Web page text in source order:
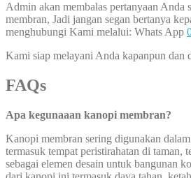
Admin akan membalas pertanyaan Anda
membran, Jadi jangan segan bertanya
menghubungi Kami melalui: Whats App
Kami siap melayani Anda kapanpun dan
FAQs
Apa kegunaaan kanopi membran?
Kanopi membran sering digunakan
termasuk tempat peristirahatan di taman,
sebagai elemen desain untuk bangunan